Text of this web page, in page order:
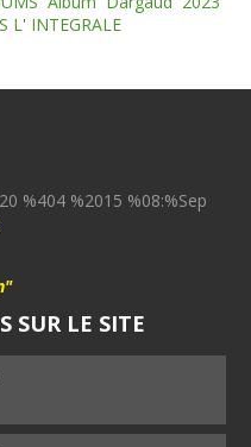
L' INTEGRALE
%404 %2015 %08:%Sep
SUR LE SITE